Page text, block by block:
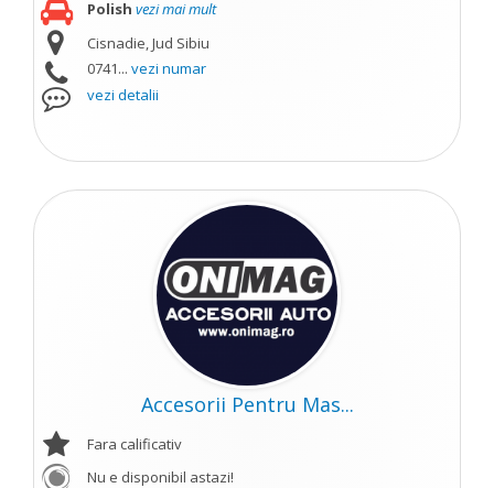
Polish vezi mai mult
Cisnadie, Jud Sibiu
0741... vezi numar
vezi detalii
Accesorii Pentru Mas...
Fara calificativ
Nu e disponibil astazi!